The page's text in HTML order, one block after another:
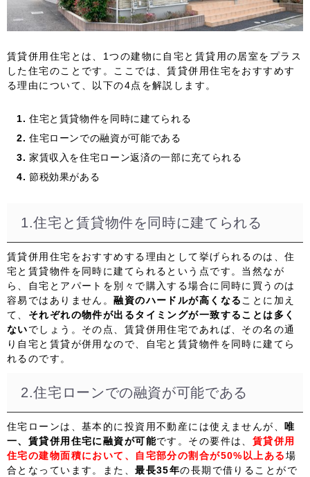
賃貸併用住宅とは、1つの建物に自宅と賃貸用の居室をプラス
した住宅のことです。ここでは、賃貸併用住宅をおすすめす
る理由について、以下の4点を解説します。
住宅と賃貸物件を同時に建てられる
住宅ローンでの融資が可能である
家賃収入を住宅ローン返済の一部に充てられる
節税効果がある
1.住宅と賃貸物件を同時に建てられる
賃貸併用住宅をおすすめする理由として挙げられるのは、住
宅と賃貸物件を同時に建てられるという点です。当然なが
ら、自宅とアパートを別々で購入する場合に同時に買うのは
容易ではありません。融資のハードルが高くなることに加え
て、 それぞれの物件が出るタイミングが一致することは多く
ないでしょう。その点、賃貸併用住宅であれば、その名の通
り自宅と賃貸が併用なので、自宅と賃貸物件を同時に建てら
れるのです。
2.住宅ローンでの融資が可能である
住宅ローンは、基本的に投資用不動産には使えませんが、唯
一、賃貸併用住宅に融資が可能です。その要件は、 賃貸併用
住宅の建物面積において、自宅部分の割合が50%以上ある場
合となっています。また、最長35年の長期で借りることがで